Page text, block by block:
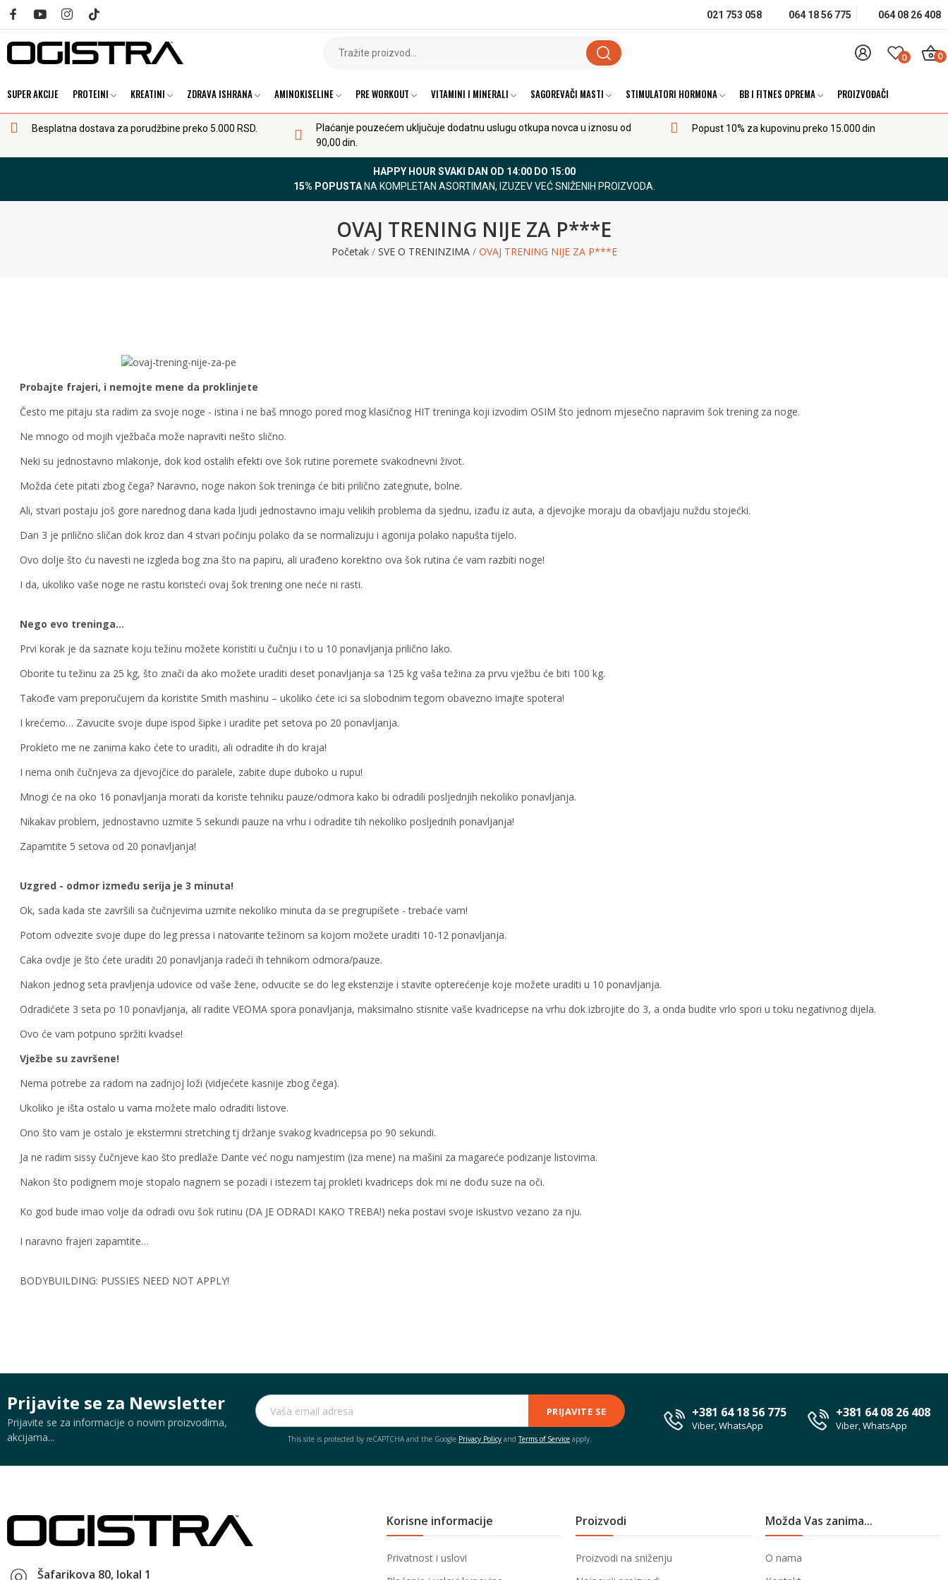
021 753 058 064 18 56 775 064 08 26 408
0 0
SUPER AKCIJE PROTEINI KREATINI ZDRAVA ISHRANA AMINOKISELINE PRE WORKOUT VITAMINI I MINERALI SAGOREVAČI MASTI STIMULATORI HORMONA BB I FITNES OPREMA PROIZVOĐAČI
Besplatna dostava za porudžbine preko 5.000 RSD.
Plaćanje pouzećem uključuje dodatnu uslugu otkupa novca u iznosu od
90,00 din.
Popust 10% za kupovinu preko 15.000 din
HAPPY HOUR SVAKI DAN OD 14:00 DO 15:00
15% POPUSTANA KOMPLETAN ASORTIMAN, IZUZEV VEĆ SNIŽENIH PROIZVODA.
OVAJ TRENING NIJE ZA P***E
Početak SVE O TRENINZIMA OVAJ TRENING NIJE ZA P***E
Probajte frajeri, i nemojte mene da proklinjete
Često me pitaju sta radim za svoje noge - istina i ne baš mnogo pored mog klasičnog HIT treninga koji izvodim OSIM što jednom mjesečno napravim šok trening za noge.
Ne mnogo od mojih vježbača može napraviti nešto slično.
Neki su jednostavno mlakonje, dok kod ostalih efekti ove šok rutine poremete svakodnevni život.
Možda ćete pitati zbog čega? Naravno, noge nakon šok treninga će biti prilično zategnute, bolne.
Ali, stvari postaju još gore narednog dana kada ljudi jednostavno imaju velikih problema da sjednu, izađu iz auta, a djevojke moraju da obavljaju nuždu stojećki.
Dan 3 je prilično sličan dok kroz dan 4 stvari počinju polako da se normalizuju i agonija polako napušta tijelo.
Ovo dolje što ću navesti ne izgleda bog zna što na papiru, ali urađeno korektno ova šok rutina će vam razbiti noge!
I da, ukoliko vaše noge ne rastu koristeći ovaj šok trening one neće ni rasti.
Nego evo treninga…
Prvi korak je da saznate koju težinu možete koristiti u čučnju i to u 10 ponavljanja prilično lako.
Oborite tu težinu za 25 kg, što znači da ako možete uraditi deset ponavljanja sa 125 kg vaša težina za prvu vježbu će biti 100 kg.
Takođe vam preporučujem da koristite Smith mashinu – ukoliko ćete ici sa slobodnim tegom obavezno imajte spotera!
I krećemo… Zavucite svoje dupe ispod šipke i uradite pet setova po 20 ponavljanja.
Prokleto me ne zanima kako ćete to uraditi, ali odradite ih do kraja!
I nema onih čučnjeva za djevojčice do paralele, zabite dupe duboko u rupu!
Mnogi će na oko 16 ponavljanja morati da koriste tehniku pauze/odmora kako bi odradili posljednjih nekoliko ponavljanja.
Nikakav problem, jednostavno uzmite 5 sekundi pauze na vrhu i odradite tih nekoliko posljednih ponavljanja!
Zapamtite 5 setova od 20 ponavljanja!
Uzgred - odmor između serija je 3 minuta!
Ok, sada kada ste završili sa čučnjevima uzmite nekoliko minuta da se pregrupišete - trebaće vam!
Potom odvezite svoje dupe do leg pressa i natovarite težinom sa kojom možete uraditi 10-12 ponavljanja.
Caka ovdje je što ćete uraditi 20 ponavljanja radeći ih tehnikom odmora/pauze.
Nakon jednog seta pravljenja udovice od vaše žene, odvucite se do leg ekstenzije i stavite opterećenje koje možete uraditi u 10 ponavljanja.
Odradićete 3 seta po 10 ponavljanja, ali radite VEOMA spora ponavljanja, maksimalno stisnite vaše kvadricepse na vrhu dok izbrojite do 3, a onda budite vrlo spori u toku negativnog dijela.
Ovo će vam potpuno spržiti kvadse!
Vježbe su završene!
Nema potrebe za radom na zadnjoj loži (vidjećete kasnije zbog čega).
Ukoliko je išta ostalo u vama možete malo odraditi listove.
Ono što vam je ostalo je ekstermni stretching tj držanje svakog kvadricepsa po 90 sekundi.
Ja ne radim sissy čučnjeve kao što predlaže Dante već nogu namjestim (iza mene) na mašini za magareće podizanje listovima.
Nakon što podignem moje stopalo nagnem se pozadi i istezem taj prokleti kvadriceps dok mi ne dođu suze na oči.
Ko god bude imao volje da odradi ovu šok rutinu (DA JE ODRADI KAKO TREBA!) neka postavi svoje iskustvo vezano za nju.
I naravno frajeri zapamtite…
BODYBUILDING: PUSSIES NEED NOT APPLY!
Prijavite se za Newsletter
Prijavite se za informacije o novim proizvodima,
akcijama...
PRIJAVITE SE
This site is protected by reCAPTCHA and the Google Privacy Policy andTerms of Service apply.
+381 64 18 56 775
Viber, WhatsApp
+381 64 08 26 408
Viber, WhatsApp
Šafarikova 80, lokal 1
Korisne informacije
Privatnost i uslovi
Proizvodi
Proizvodi na sniženju
Možda Vas zanima...
O nama